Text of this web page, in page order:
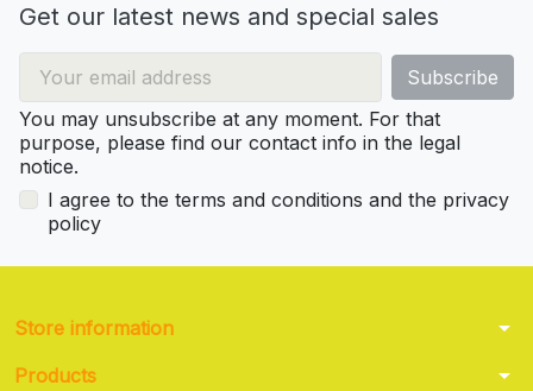
Get our latest news and special sales
You may unsubscribe at any moment. For that
purpose, please find our contact info in the legal
notice.
I agree to the terms and conditions and the privacy
policy
Store information arrow_drop_down
Products arrow_drop_down